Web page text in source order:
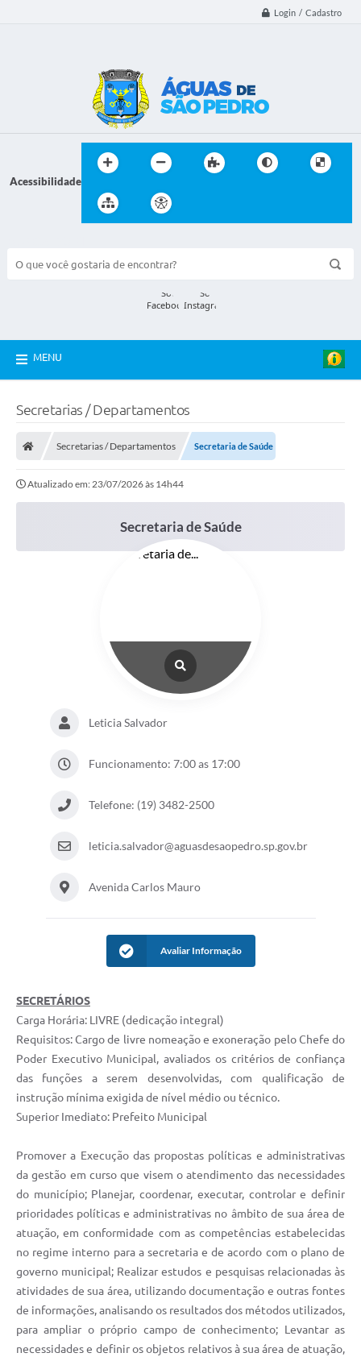
Login / Cadastro
Acessibilidade
MENU
Secretarias / Departamentos
Secretarias / Departamentos Secretaria de Saúde
Atualizado em: 23/07/2026 às 14h44
Secretaria de Saúde
Leticia Salvador
Funcionamento: 7:00 as 17:00
Telefone: (19) 3482-2500
leticia.salvador@aguasdesaopedro.sp.gov.br
Avenida Carlos Mauro
Avaliar Informação
SECRETÁRIOS
Carga Horária: LIVRE (dedicação integral)
Requisitos: Cargo de livre nomeação e exoneração pelo Chefe do
Poder Executivo Municipal, avaliados os critérios de confiança
das funções a serem desenvolvidas, com qualificação de
instrução mínima exigida de nível médio ou técnico.
Superior Imediato: Prefeito Municipal
Promover a Execução das propostas políticas e administrativas
da gestão em curso que visem o atendimento das necessidades
do município; Planejar, coordenar, executar, controlar e definir
prioridades políticas e administrativas no âmbito de sua área de
atuação, em conformidade com as competências estabelecidas
no regime interno para a secretaria e de acordo com o plano de
governo municipal; Realizar estudos e pesquisas relacionadas às
atividades de sua área, utilizando documentação e outras fontes
de informações, analisando os resultados dos métodos utilizados,
para ampliar o próprio campo de conhecimento; Levantar as
necessidades e definir os objetos relativos à sua área de atuação,